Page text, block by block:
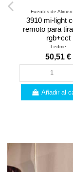
Fuentes de
3910 mi-light
remoto para
rgb+cct
Ledme
50,51 €
Añadir al